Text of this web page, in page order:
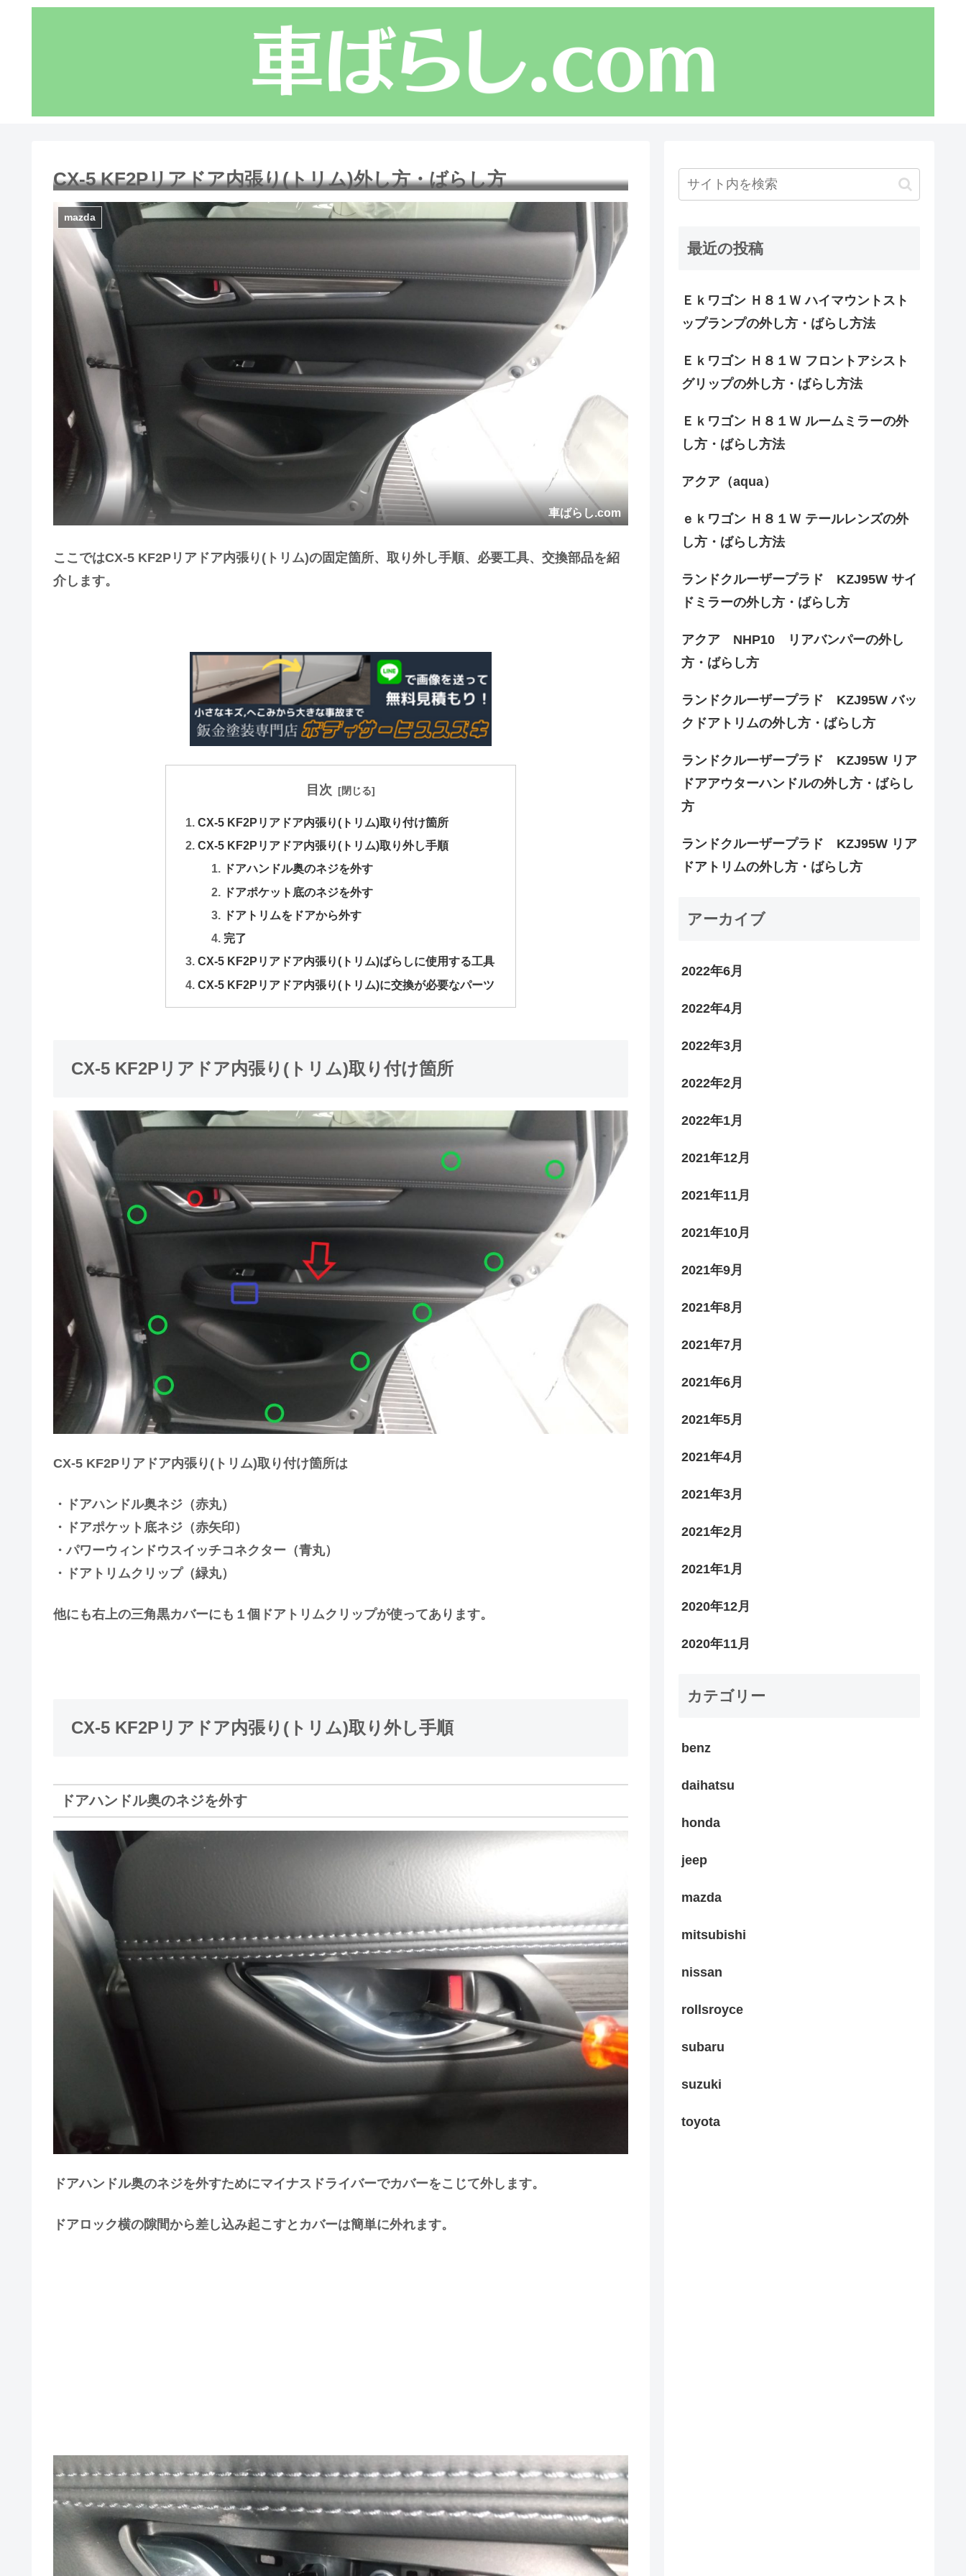
CX-5 KF2Pリアドア内張り(トリム)外し方・ばらし方
mazda
車ばらし.com
ここではCX-5 KF2Pリアドア内張り(トリム)の固定箇所、取り外し手順、必要工具、交換部品を紹
介します。
目次
CX-5 KF2Pリアドア内張り(トリム)取り付け箇所
CX-5 KF2Pリアドア内張り(トリム)取り外し手順
ドアハンドル奥のネジを外す
ドアポケット底のネジを外す
ドアトリムをドアから外す
完了
CX-5 KF2Pリアドア内張り(トリム)ばらしに使用する工具
CX-5 KF2Pリアドア内張り(トリム)に交換が必要なパーツ
CX-5 KF2Pリアドア内張り(トリム)取り付け箇所
CX-5 KF2Pリアドア内張り(トリム)取り付け箇所は
・ドアハンドル奥ネジ（赤丸）
・ドアポケット底ネジ（赤矢印）
・パワーウィンドウスイッチコネクター（青丸）
・ドアトリムクリップ（緑丸）
他にも右上の三角黒カバーにも１個ドアトリムクリップが使ってあります。
CX-5 KF2Pリアドア内張り(トリム)取り外し手順
ドアハンドル奥のネジを外す
ドアハンドル奥のネジを外すためにマイナスドライバーでカバーをこじて外します。
ドアロック横の隙間から差し込み起こすとカバーは簡単に外れます。
最近の投稿
Ｅｋワゴン Ｈ８１Ｗ ハイマウントスト
ップランプの外し方・ばらし方法
Ｅｋワゴン Ｈ８１Ｗ フロントアシスト
グリップの外し方・ばらし方法
Ｅｋワゴン Ｈ８１Ｗ ルームミラーの外
し方・ばらし方法
アクア（aqua）
ｅｋワゴン Ｈ８１Ｗ テールレンズの外
し方・ばらし方法
ランドクルーザープラド KZJ95W サイ
ドミラーの外し方・ばらし方
アクア NHP10 リアバンパーの外し
方・ばらし方
ランドクルーザープラド KZJ95W バッ
クドアトリムの外し方・ばらし方
ランドクルーザープラド KZJ95W リア
ドアアウターハンドルの外し方・ばらし
方
ランドクルーザープラド KZJ95W リア
ドアトリムの外し方・ばらし方
アーカイブ
2022年6月
2022年4月
2022年3月
2022年2月
2022年1月
2021年12月
2021年11月
2021年10月
2021年9月
2021年8月
2021年7月
2021年6月
2021年5月
2021年4月
2021年3月
2021年2月
2021年1月
2020年12月
2020年11月
カテゴリー
benz
daihatsu
honda
jeep
mazda
mitsubishi
nissan
rollsroyce
subaru
suzuki
toyota